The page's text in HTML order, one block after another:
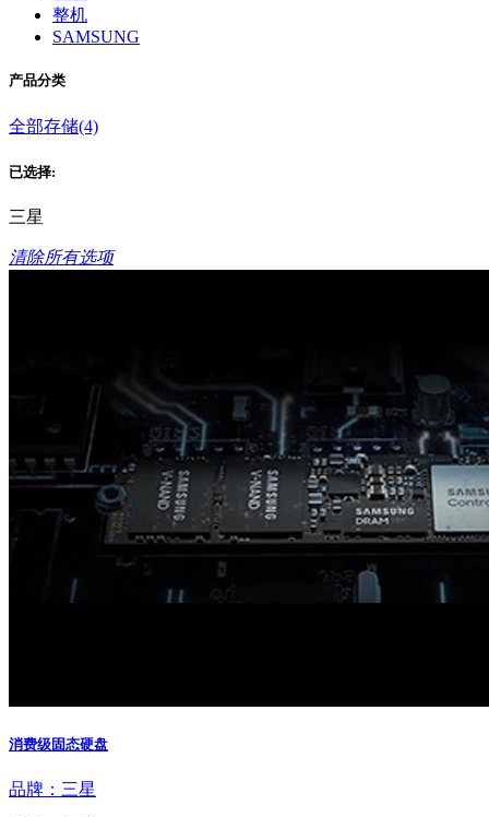
整机
SAMSUNG
产品分类
全部存储(4)
已选择:
三星
清除所有选项
消费级固态硬盘
品牌：三星